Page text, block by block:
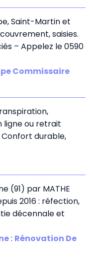
Saint-Martin et
saisies.
– Appelez le 0590
Commissaire
ligne ou retrait
durable,
(91) par MATHE
2016 : réfection,
décennale et
: Rénovation De